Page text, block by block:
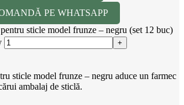
PE WHATSAPP
sticle model frunze – negru (set 12 buc)
sticle model frunze – negru aduce un farmec
ambalaj de sticlă.